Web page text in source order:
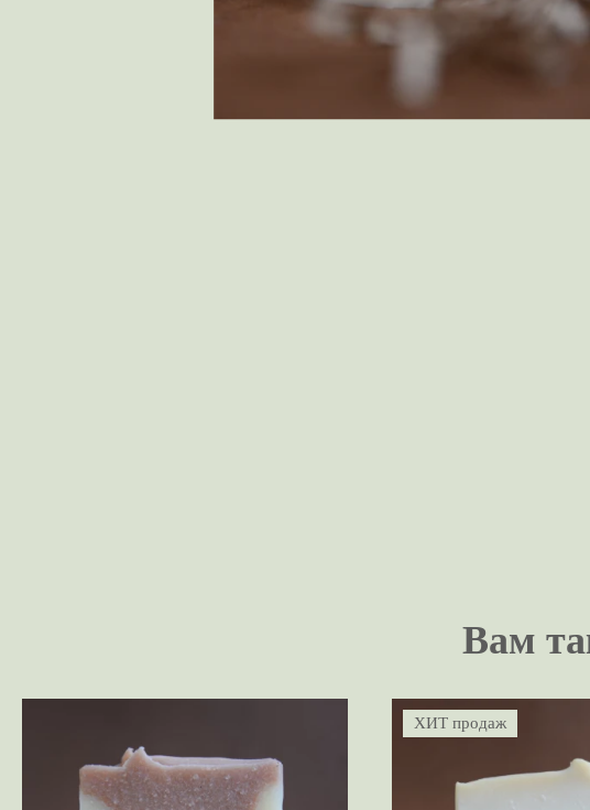
Вам
ХИТ продаж